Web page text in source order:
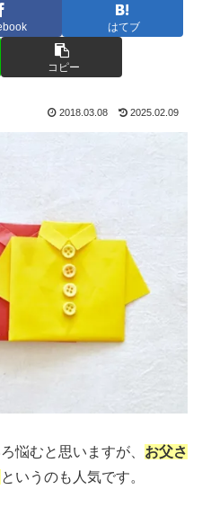
はてブ
コピー
2018.03.08 2025.02.09
悩むと思いますが、 お父さ
というのも人気です。